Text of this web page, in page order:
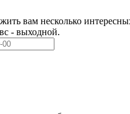
вам несколько
- выходной.